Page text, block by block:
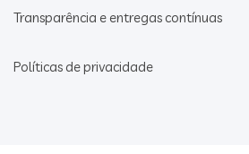
Transparência e entregas contínuas
Políticas de privacidade